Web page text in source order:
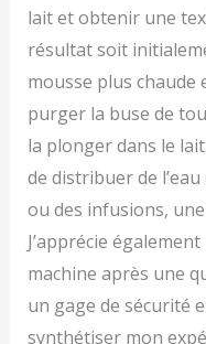
lait et obtenir une
résultat soit
mousse plus chaude
purger la buse de
la plonger dans le
de distribuer de
ou des infusions,
J’apprécie
machine après une
un gage de sécurité
synthétiser mon